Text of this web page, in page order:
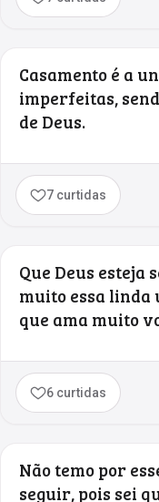
Casamento é a
imperfeitas,
de Deus.
7 curtidas
Que Deus esteja
muito essa linda
que ama muito
6 curtidas
Não temo por
seguir, pois sei